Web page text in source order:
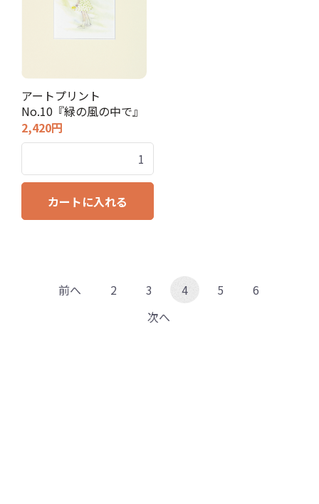
アートプリント
No.10『緑の風の中で』
2,420円
カートに入れる
前へ 2 3 4 5
6
次へ